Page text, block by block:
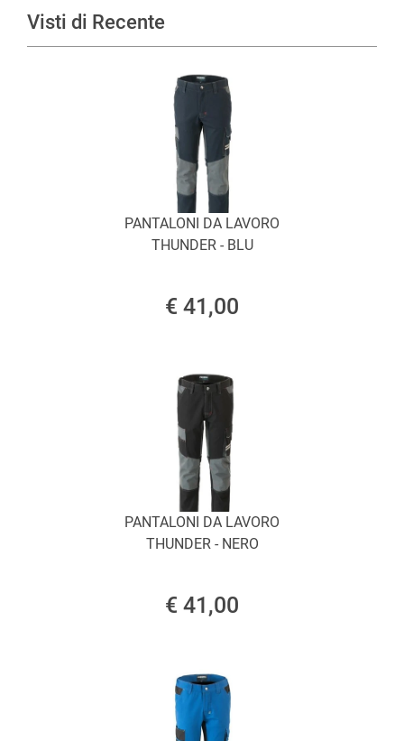
Visti di Recente
PANTALONI DA LAVORO
THUNDER - BLU
€ 41,00
PANTALONI DA LAVORO
THUNDER - NERO
€ 41,00